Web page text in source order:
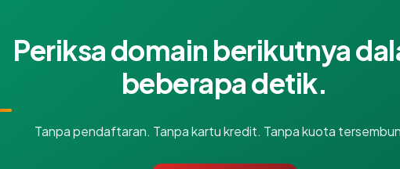
Periksa domain berikutnya
beberapa detik.
Tanpa pendaftaran. Tanpa kartu kredit. Tanpa kuota